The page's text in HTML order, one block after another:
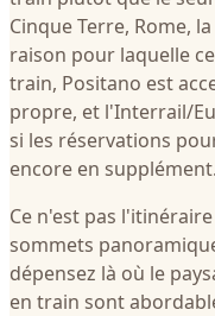
Cinque Terre, Rome,
raison pour laquelle
train, Positano est
propre, et l'Interrail/
si les réservations
encore en supplément.
Ce n'est pas
sommets
dépensez là où le
en train sont